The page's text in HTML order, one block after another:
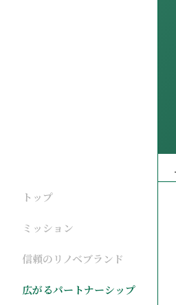
トップ
ミッション
信頼のリノベブランド
広がるパートナーシップ